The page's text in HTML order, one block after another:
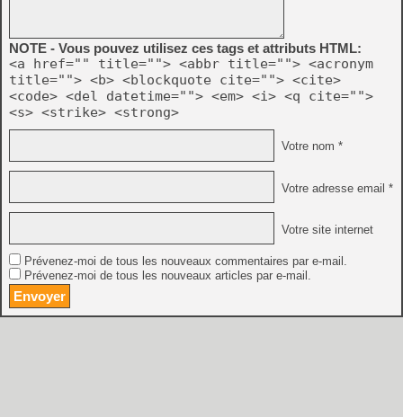
NOTE - Vous pouvez utilisez ces tags et attributs HTML:
<a href="" title=""> <abbr title=""> <acronym
title=""> <b> <blockquote cite=""> <cite>
<code> <del datetime=""> <em> <i> <q cite="">
<s> <strike> <strong>
Votre nom *
Votre adresse email *
Votre site internet
Prévenez-moi de tous les nouveaux commentaires par e-mail.
Prévenez-moi de tous les nouveaux articles par e-mail.